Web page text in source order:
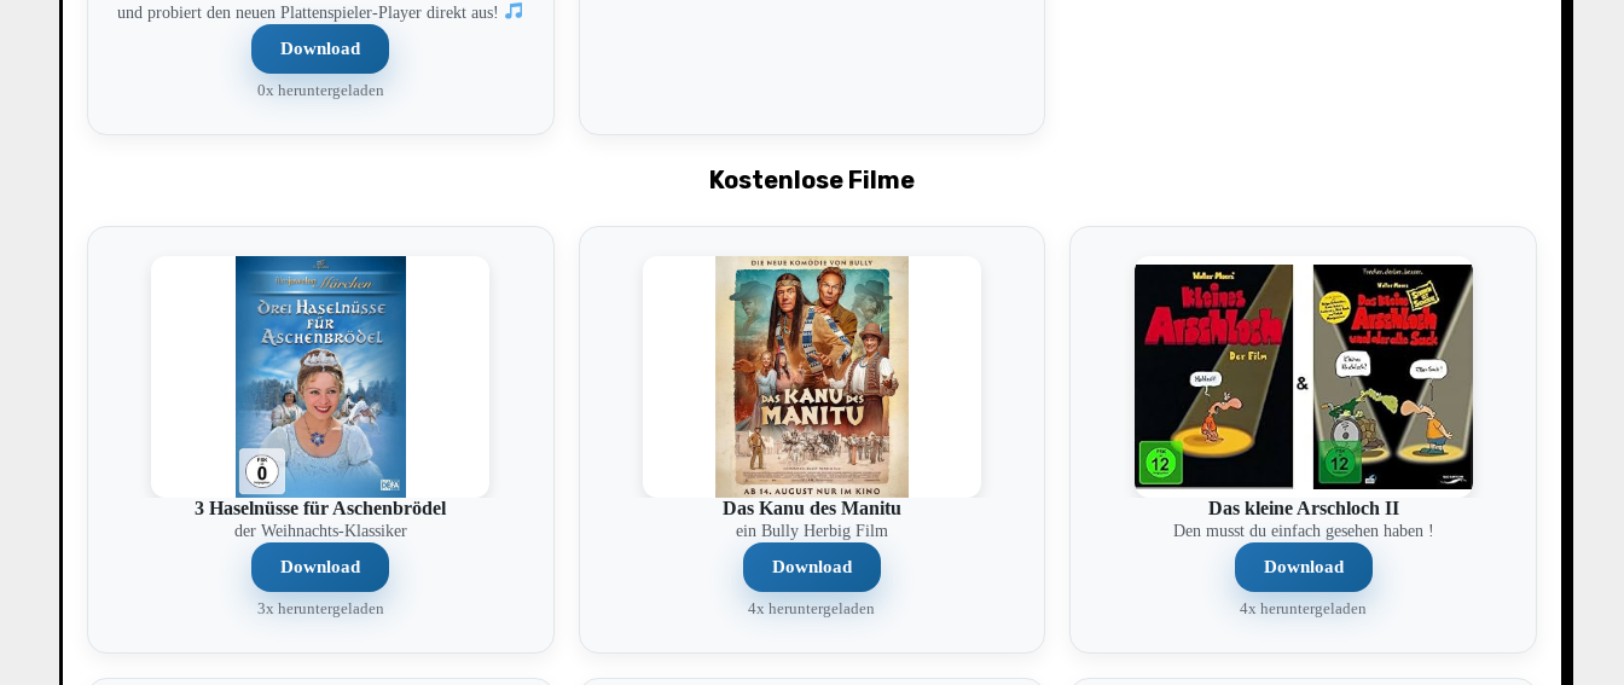
und probiert den neuen Plattenspieler-Player direkt aus!
Download
0x heruntergeladen
Kostenlose Filme
3 Haselnüsse für Aschenbrödel
der Weihnachts-Klassiker
Download
3x heruntergeladen
Das Kanu des Manitu
ein Bully Herbig Film
Download
4x heruntergeladen
Das kleine Arschloch II
Den musst du einfach gesehen haben !
Download
4x heruntergeladen